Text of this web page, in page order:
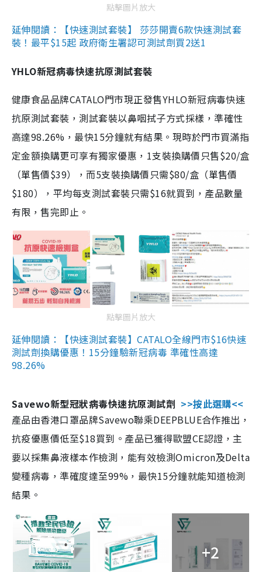
點擊圖片放大
延伸閱讀：【快速測試套裝】 莎莎開賣6款快速測試套
裝！最平$15起 政府衛生署認可測試劑買2送1
YHLO新冠病毒快速抗原測試套裝
健康食品品牌CATALO門市現正發售YHLO新冠病毒快速
抗原測試套裝，測試套裝以鼻咽拭子方式採樣，準確性
高達98.26%，最快15分鐘就有結果。現時於門市買滿指
定金額換購更可享有獨家優惠，1支裝換購價只售$20/盒
（單售價$39），而5支裝換購價只需$80/盒（單售價
$180），平均每支測試套裝只需$16就買到，產品數量
有限，售完即止。
點擊圖片放大
延伸閱讀：【快速測試套裝】CATALO全線門市$16快速
測試劑換購優惠！15分鐘驗新冠病毒 準確性高達
98.26%
Savewo新型冠狀病毒快速抗原測試劑 >>按此選購<<
產品由香港口罩品牌Savewo聯乘DEEPBLUE合作推出，
抗疫優惠價低至$18買到。產品已獲得歐盟CE認證，主
要以採集鼻液樣本作檢測，能有效檢測Omicron及Delta
變種病毒，準確度達至99%，最快15分鐘就能知道檢測
結果。
+2